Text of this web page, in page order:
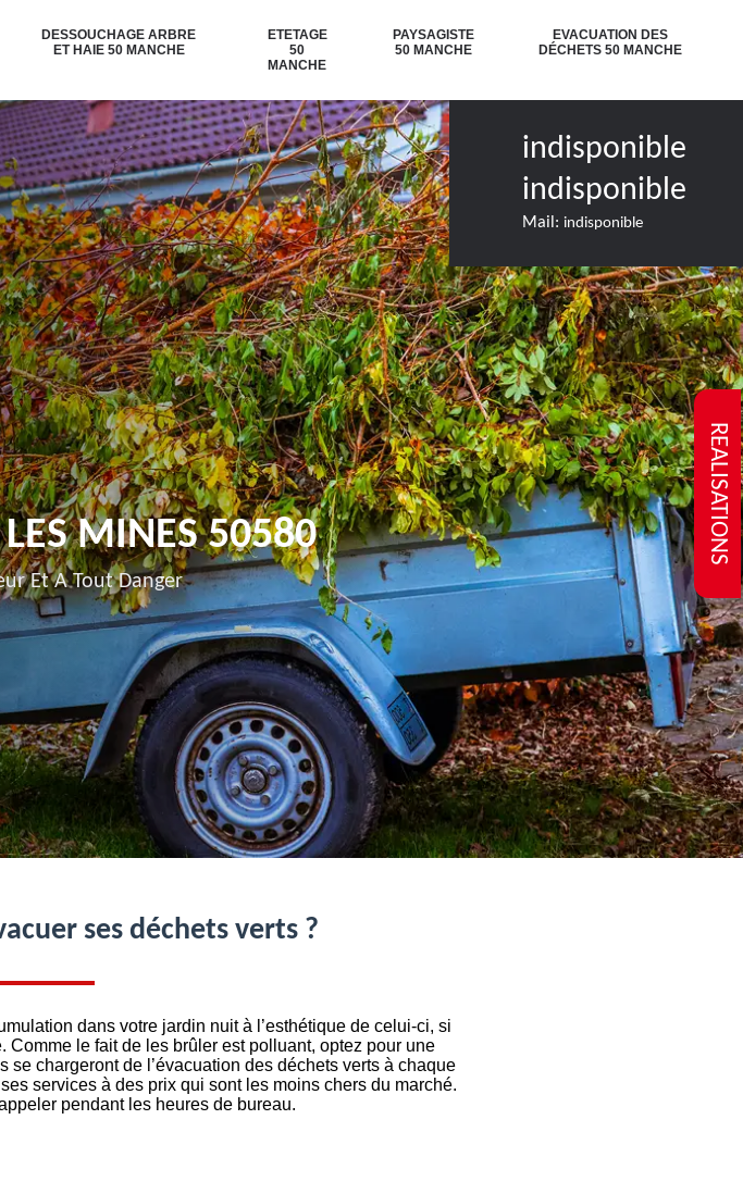
REALISATIONS
DESSOUCHAGE ARBRE
ET HAIE 50 MANCHE
ETETAGE
50
MANCHE
PAYSAGISTE
50 MANCHE
EVACUATION DES
DÉCHETS 50 MANCHE
indisponible
indisponible
Mail: indisponible
LES MINES 50580
Et A Tout Danger
ses déchets verts ?
dans votre jardin nuit à l’esthétique de celui-ci, si
le fait de les brûler est polluant, optez pour une
chargeront de l’évacuation des déchets verts à chaque
services à des prix qui sont les moins chers du marché.
pendant les heures de bureau.